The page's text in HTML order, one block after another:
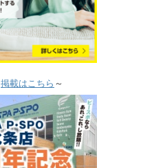
掲載はこちら ～